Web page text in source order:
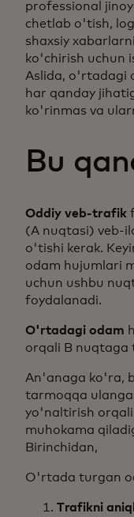
professional
chetlab o'tish,
shaxsiy
ko'chirish uchun
Aslida, o'rtadagi
har qanday
ko'rinmas va
Bu
Oddiy veb-trafik
(A nuqtasi) veb-
o'tishi kerak.
odam hujumlari
uchun ushbu
foydalanadi.
O'rtadagi odam
orqali B nuqtaga
An'anaga ko'ra,
tarmoqqa
yo'naltirish orqali
muhokama
Birinchidan,
O'rtada turgan
Trafikni